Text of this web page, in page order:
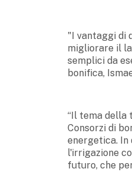
"I vantaggi di
migliorare il
semplici da
bonifica,
“Il tema della
Consorzi di
energetica. In
l'irrigazione
futuro, che